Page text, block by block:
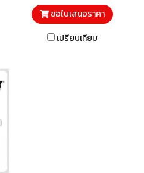
3110 และวัสดุโครมวานาเดียม
ขอใบเสนอราคา
เปรียบเทียบ